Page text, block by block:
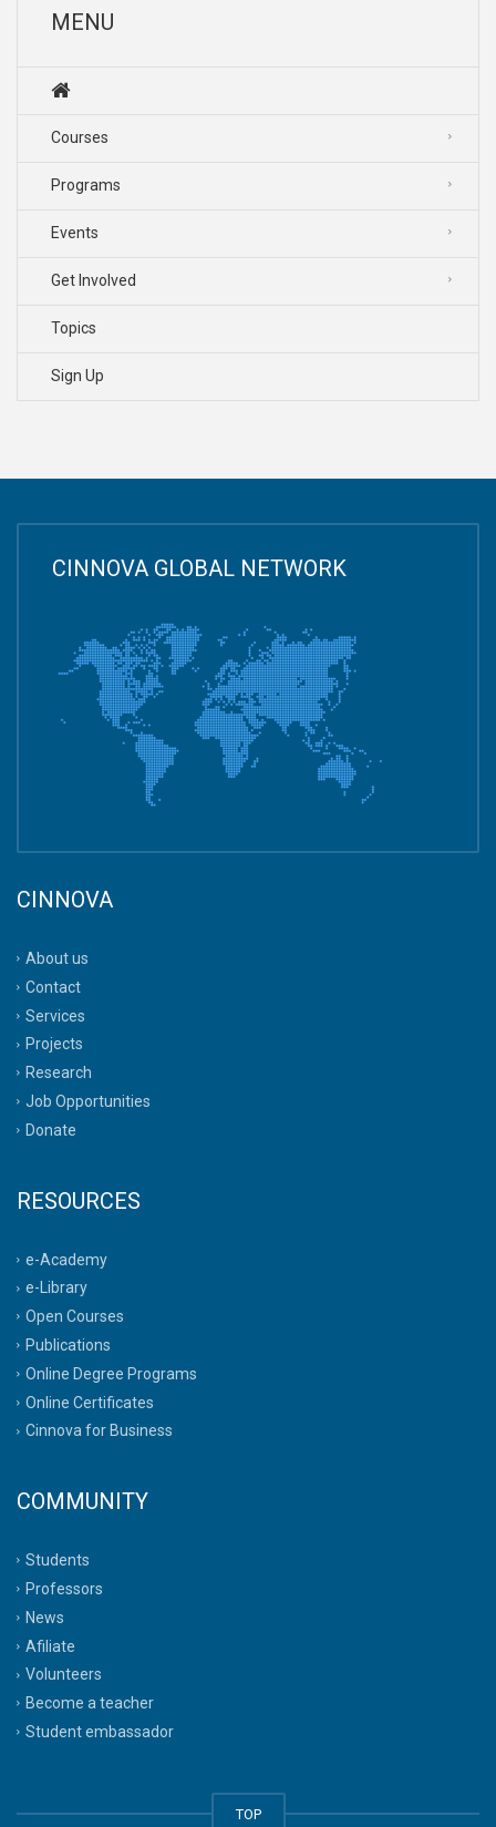
MENU
Courses
Programs
Events
Get Involved
Topics
Sign Up
CINNOVA GLOBAL NETWORK
CINNOVA
About us
Contact
Services
Projects
Research
Job Opportunities
Donate
RESOURCES
e-Academy
e-Library
Open Courses
Publications
Online Degree Programs
Online Certificates
Cinnova for Business
COMMUNITY
Students
Professors
News
Afiliate
Volunteers
Become a teacher
Student embassador
TOP